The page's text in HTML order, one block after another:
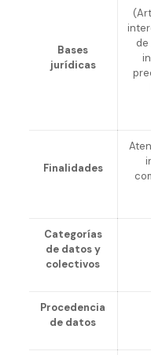
Bases
jurídicas
Finalidades
Categorías
de datos y
colectivos
Procedencia
de datos